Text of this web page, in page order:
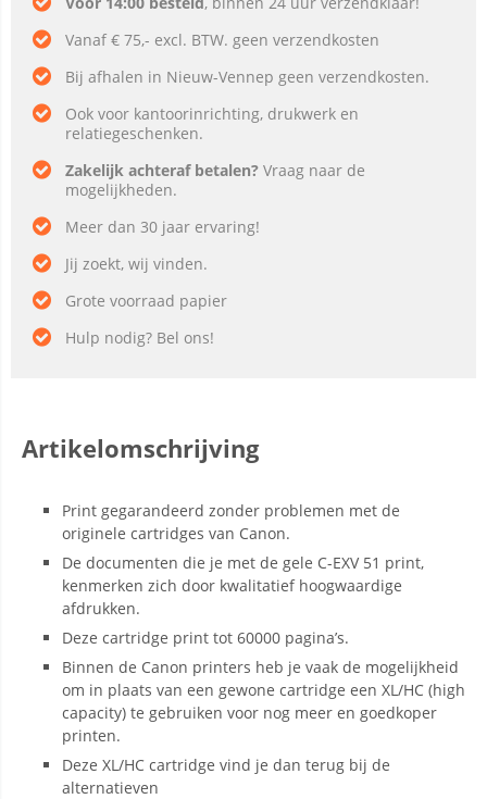
Vanaf € 75,- excl. BTW. geen verzendkosten
Bij afhalen in Nieuw-Vennep geen verzendkosten.
Ook voor kantoorinrichting, drukwerk en
relatiegeschenken.
Zakelijk achteraf betalen? Vraag naar de
mogelijkheden.
Meer dan 30 jaar ervaring!
Jij zoekt, wij vinden.
Grote voorraad papier
Hulp nodig? Bel ons!
Artikelomschrijving
Print gegarandeerd zonder problemen met de
originele cartridges van Canon.
De documenten die je met de gele C-EXV 51 print,
kenmerken zich door kwalitatief hoogwaardige
afdrukken.
Deze cartridge print tot 60000 pagina’s.
Binnen de Canon printers heb je vaak de mogelijkheid
om in plaats van een gewone cartridge een XL/HC (high
capacity) te gebruiken voor nog meer en goedkoper
printen.
Deze XL/HC cartridge vind je dan terug bij de
alternatieven